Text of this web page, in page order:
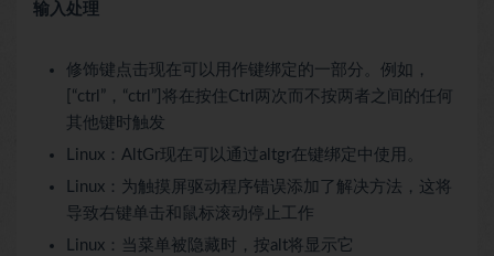
输入处理
修饰键点击现在可以用作键绑定的一部分。例如，
[“ctrl”，“ctrl”]将在按住Ctrl两次而不按两者之间的任何
其他键时触发
Linux：AltGr现在可以通过altgr在键绑定中使用。
Linux：为触摸屏驱动程序错误添加了解决方法，这将
导致右键单击和鼠标滚动停止工作
Linux：当菜单被隐藏时，按alt将显示它